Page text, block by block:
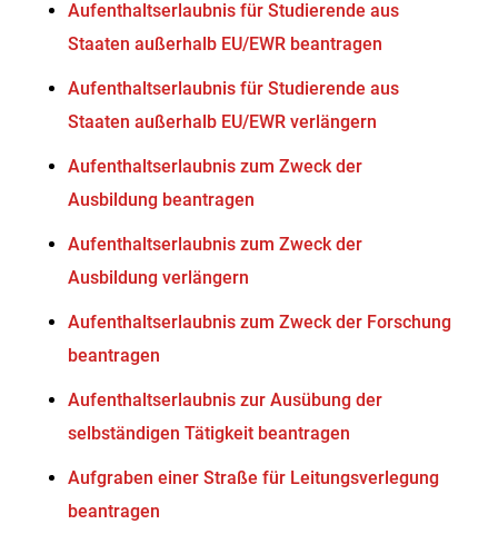
Aufenthaltserlaubnis für Studierende aus
Staaten außerhalb EU/EWR beantragen
Aufenthaltserlaubnis für Studierende aus
Staaten außerhalb EU/EWR verlängern
Aufenthaltserlaubnis zum Zweck der
Ausbildung beantragen
Aufenthaltserlaubnis zum Zweck der
Ausbildung verlängern
Aufenthaltserlaubnis zum Zweck der Forschung
beantragen
Aufenthaltserlaubnis zur Ausübung der
selbständigen Tätigkeit beantragen
Aufgraben einer Straße für Leitungsverlegung
beantragen